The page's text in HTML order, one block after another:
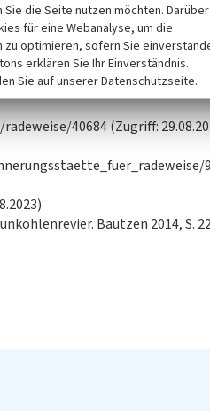
40684 (Zugriff:
Bautzen 2014, S.
die Seite nutzen möchten. Darüber
für eine Webanalyse, um die
optimieren, sofern Sie
erklären Sie Ihr Einverständnis.
Sie auf unserer Datenschutzseite.